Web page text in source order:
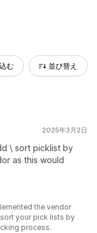
む 並び替え
2025年3月2日
\ sort picklist by
as this would
the vendor
your pick lists by
process.